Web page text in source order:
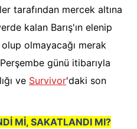
tarafından mercek altına
kalan Barış'ın elenip
olmayacağı merak
günü itibarıyla
ve Survivor'daki son
Mİ, SAKATLANDI MI?